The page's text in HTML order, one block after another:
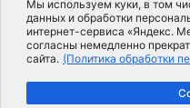
Мы используем куки, в том
данных и обработки
интернет-сервиса «Яндекс.
согласны немедленно
сайта. (Политика обработки
2015-2026- Информационное
Для справки Об издании
Политика обработки